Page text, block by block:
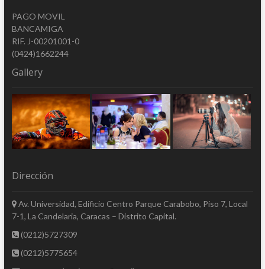
PAGO MOVIL
BANCAMIGA
RIF. J-00201001-0
(0424)1662244
Gallery
Dirección
Av. Universidad, Edificio Centro Parque Carabobo, Piso 7, Local
7-1, La Candelaria, Caracas – Distrito Capital.
(0212)5727309
(0212)5775654